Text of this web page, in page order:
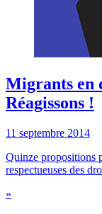
Migrants en
Réagissons !
11 septembre 2014
Quinze propositions
respectueuses des
»